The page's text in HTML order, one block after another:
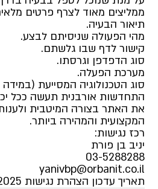
ממליצים מאוד לצרף פרטים
תיאור הבעיה.
מהי הפעולה שניסיתם לבצע.
קישור לדף שבו גלשתם.
סוג הדפדפן וגרסתו.
מערכת הפעלה.
סוג הטכנולוגיה המסייעת
התחדשות אורבנית תעשה ככל
את האתר בצורה המיטבית
המקצועית והמהירה ביותר.
רכז נגישות:
יניב בן פורת
03-5288288
yanivbp@orbanit.co.il
תאריך עדכון הצהרת נגישות 15-10-2025